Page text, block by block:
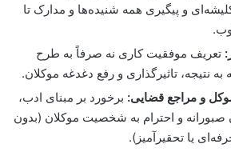
و پیگیری همه شنیده‌ها و مدارک تا
تعریف موفقیت کاری نه صرفاً به طرح
به نتیجه، تاثیرگذاری و رفع دغدغه موکلان.
و مراجع قضایی: برخورد بر مبنای ادب،
و احترام به شخصیت موکلان (بدون
یا تحقیرآمیز).